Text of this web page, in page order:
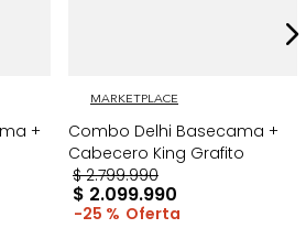
+
MARKETPLACE
Combo Delhi Basecama +
Cabecero King Grafito
$ 2.799.990
$ 2.099.990
25 %